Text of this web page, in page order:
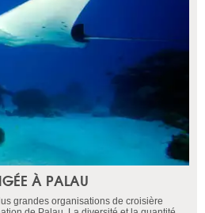
À PALAU
grandes organisations de croisière